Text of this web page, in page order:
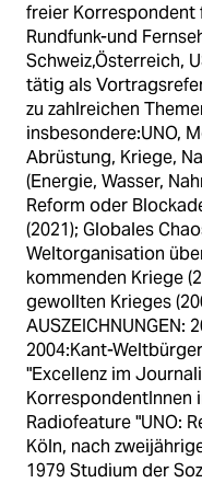
freier Korrespondent
Rundfunk-und
Schweiz,Österreich,
tätig als
zu zahlreichen
insbesondere:UNO,
Abrüstung, Kriege,
(Energie, Wasser,
Reform oder
(2021); Globales
Weltorganisation
kommenden Kriege
gewollten Krieges
2004:Kant-
"Excellenz im
KorrespondentInnen
Radiofeature "UNO:
Köln, nach
1979 Studium der